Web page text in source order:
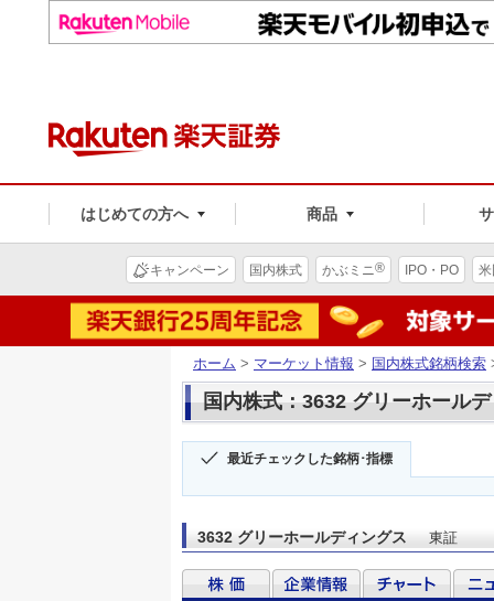
はじめての方へ 商品
キャンペーン 国内株式 かぶミニ® IPO・PO
ホーム > マーケット情報 > 国内株式銘柄検索
国内株式：3632 グリーホール
最近チェックした銘柄･指標
3632 グリーホールディングス 東証